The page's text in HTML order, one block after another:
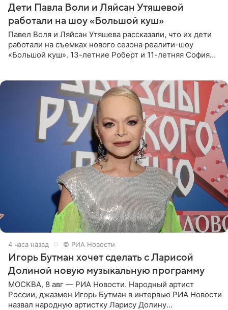
Дети Павла Воли и Ляйсан Утяшевой
работали на шоу «Большой куш»
Павел Воля и Ляйсан Утяшева рассказали, что их дети
работали на съемках нового сезона реалити-шоу
«Большой куш». 13-летние Роберт и 11-летняя София
4 часа назад © РИА Новости
Игорь Бутман хочет сделать с Ларисой
Долиной новую музыкальную программу
МОСКВА, 8 авг — РИА Новости. Народный артист
России, джазмен Игорь Бутман в интервью РИА Новости
назвал народную артистку Ларису Долину